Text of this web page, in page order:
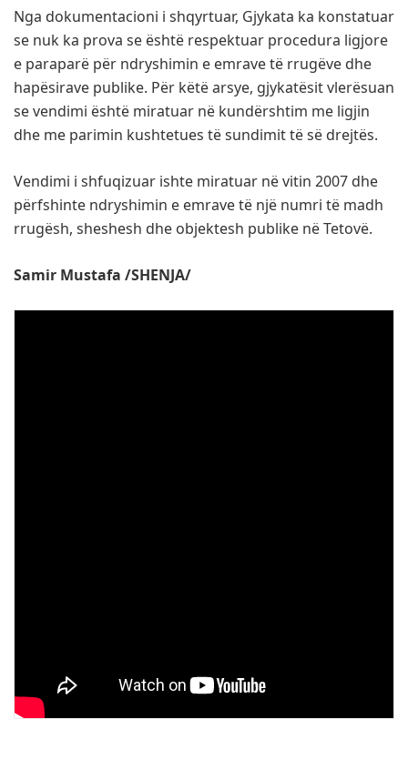
Nga dokumentacioni i shqyrtuar, Gjykata ka konstatuar
se nuk ka prova se është respektuar procedura ligjore
e paraparë për ndryshimin e emrave të rrugëve dhe
hapësirave publike. Për këtë arsye, gjykatësit vlerësuan
se vendimi është miratuar në kundërshtim me ligjin
dhe me parimin kushtetues të sundimit të së drejtës.
Vendimi i shfuqizuar ishte miratuar në vitin 2007 dhe
përfshinte ndryshimin e emrave të një numri të madh
rrugësh, sheshesh dhe objektesh publike në Tetovë.
Samir Mustafa /SHENJA/